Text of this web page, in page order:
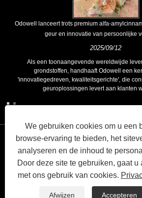
Odowell lanceert trots premium alfa-
geur en innovatie van persoonlijke
2025/09/12
Als een toonaangevende wereldwijde
grondstoffen, handhaaft Odowell een
'innovatiegedreven, kwaliteitsgerichte', die
geuroplossingen levert aan klanten
Sitemap RSS
Copyright © 2020 Kunshan Odowell Co., Ltd -
Ingredient Fabrikanten, leveranciers van
We gebruiken cookies om u een
browse-ervaring te bieden, het
analyseren en de inhoud te
Door deze site te gebruiken, gaat u
met ons gebruik van cookies.
Afwijzen Accepteren